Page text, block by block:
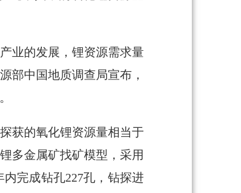
业的发展，锂资源需求量
部中国地质调查局宣布，
获的氧化锂资源量相当于
多金属矿找矿模型，采用
完成钻孔227孔，钻探进